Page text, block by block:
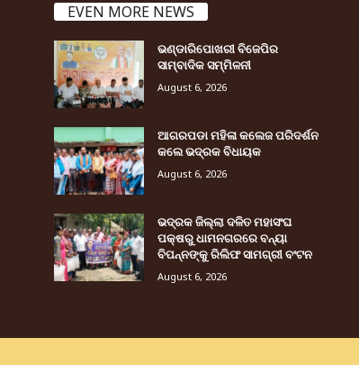
EVEN MORE NEWS
ଭଣ୍ଡାରିପୋଖରୀ ବିଜେପିର
ସାମ୍ବାଦିକ ସମ୍ମିଳନୀ
August 6, 2026
ଆଗରପଡା ମହିଳା କଲେଜ ପରିଦର୍ଶନ
କଲେ ଭଦ୍ରକ ବିଧାୟକ
August 6, 2026
ଭଦ୍ରକ ଜିଲ୍ଲା ଦଳିତ ମହାସଂଘ
ପକ୍ଷରୁ ଧାମନଗରରେ ବନ୍ୟା
ବିପନ୍ନଙ୍କୁ ରିଲିଫ ସାମଗ୍ରୀ ବଂଟନ
August 6, 2026